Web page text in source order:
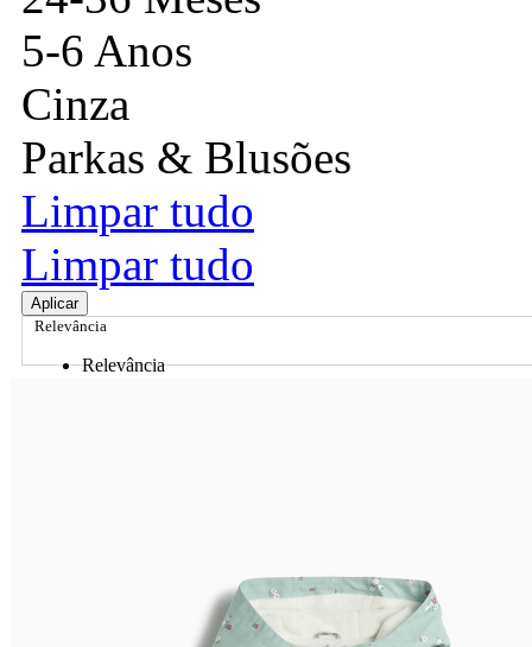
5-6 Anos
Cinza
Parkas & Blusões
Limpar tudo
Limpar tudo
Aplicar
Relevância
Relevância
Preço Decrescente
Nome do Produto A - Z
Nome do Produto Z - A